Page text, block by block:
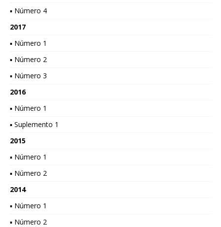
▪ Número 4
2017
▪ Número 1
▪ Número 2
▪ Número 3
2016
▪ Número 1
▪ Suplemento 1
2015
▪ Número 1
▪ Número 2
2014
▪ Número 1
▪ Número 2